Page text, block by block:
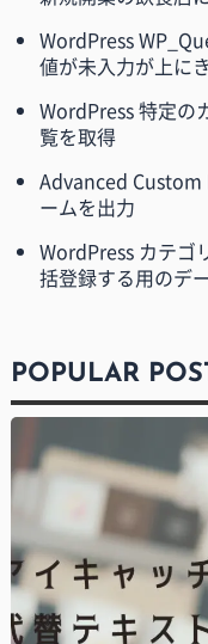
WordPress
値が未入力が上に
WordPress 特定の
覧を取得
Advanced Custom
ームを出力
WordPress カテゴ
括登録する用のデ
POPULAR